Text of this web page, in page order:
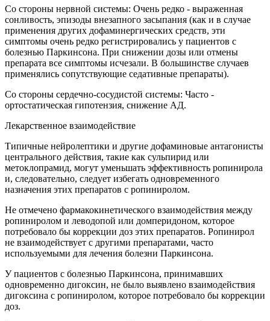
Со стороны нервной системы: Очень редко - выраженная
сонливость, эпизоды внезапного засыпания (как и в случае
применения других дофаминергических средств, эти
симптомы очень редко регистрировались у пациентов с
болезнью Паркинсона. При снижении дозы или отмены
препарата все симптомы исчезали. В большинстве случаев
применялись сопутствующие седативные препараты).
Со стороны сердечно-сосудистой системы: Часто -
ортостатическая гипотензия, снижение АД.
Лекарственное взаимодействие
Типичные нейролептики и другие дофаминовые антагонисты
центрального действия, такие как сульпирид или
метоклопрамид, могут уменьшать эффективность ропинирола
и, следовательно, следует избегать одновременного
назначения этих препаратов с ропиниролом.
Не отмечено фармакокинетического взаимодействия между
ропиниролом и леводопой или домперидоном, которое
потребовало бы коррекции доз этих препаратов. Ропинирол
не взаимодействует с другими препаратами, часто
используемыми для лечения болезни Паркинсона.
У пациентов с болезнью Паркинсона, принимавших
одновременно дигоксин, не было выявлено взаимодействия
дигоксина с ропиниролом, которое потребовало бы коррекции
доз.